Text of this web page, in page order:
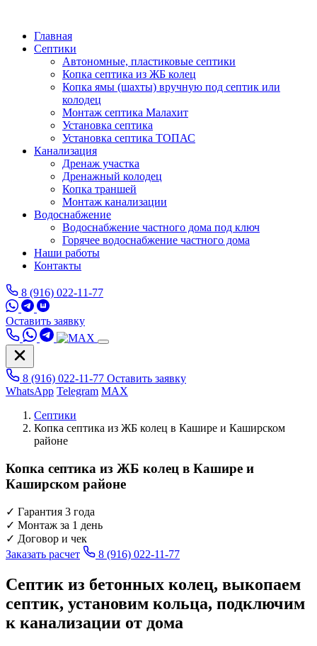
основному
содержанию
Главная
Септики
Автономные, пластиковые септики
Копка септика из ЖБ колец
Копка ямы (шахты) вручную под септик или
колодец
Монтаж септика Малахит
Установка септика
Установка септика ТОПАС
Канализация
Дренаж участка
Дренажный колодец
Копка траншей
Монтаж канализации
Водоснабжение
Водоснабжение частного дома под ключ
Горячее водоснабжение частного дома
Наши работы
Контакты
8 (916) 022-11-77
Оставить заявку
8 (916) 022-11-77 Оставить заявку
WhatsApp Telegram MAX
Септики
Копка септика из ЖБ колец в Кашире и Каширском
районе
Копка септика из ЖБ колец в Кашире и
Каширском районе
✓ Гарантия 3 года
✓ Монтаж за 1 день
✓ Договор и чек
Заказать расчет
8 (916) 022-11-77
Септик из бетонных колец, выкопаем
септик, установим кольца, подключим
к канализации от дома